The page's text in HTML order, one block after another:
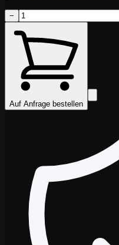
−
Auf Anfrage bestellen